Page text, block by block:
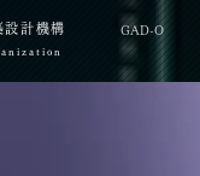
計機構 GAD-O